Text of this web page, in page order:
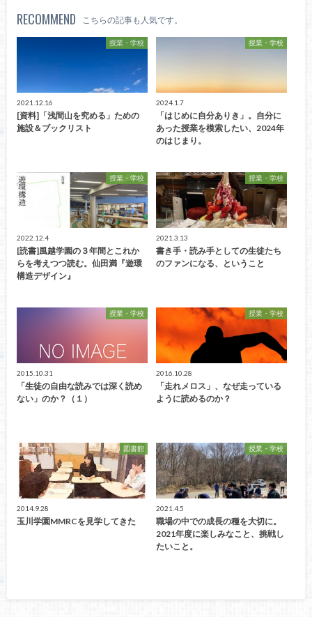
RECOMMEND こちらの記事も人気です。
授業・学校
2021.12.16
[資料]「浅間山を究める」ための
施設＆ブックリスト
授業・学校
2024.1.7
「はじめに自分ありき」。自分に
あった授業を模索したい、2024年
のはじまり。
授業・学校
2022.12.4
[読書]風越学園の３年間とこれか
らを考えつつ読む。仙田満『遊環
構造デザイン』
授業・学校
2021.3.13
書き手・読み手としての生徒たち
のファンになる、ということ
授業・学校
2015.10.31
「生徒の自由な読みでは深く読め
ない」のか？（１）
授業・学校
2016.10.28
「走れメロス」、なぜ走っている
ように読めるのか？
図書館
2014.9.28
玉川学園MMRCを見学してきた
授業・学校
2021.4.5
職場の中での成長の種を大切に。
2021年度に楽しみなこと、挑戦し
たいこと。